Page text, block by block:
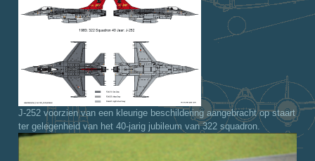
J-252 voorzien van een kleurige beschildering aangebracht op staart
ter gelegenheid van het 40-jarig jubileum van 322 squadron.